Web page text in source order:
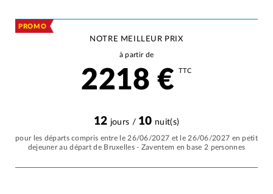
PROMO
NOTRE MEILLEUR PRIX
à partir de
2218 € TTC
12 jours / 10 nuit(s)
pour les départs compris entre le 26/06/2027 et le 26/06/2027 en petit
dejeuner au départ de Bruxelles - Zaventem en base 2 personnes